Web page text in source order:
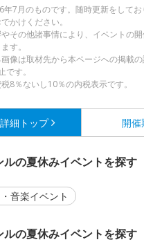
7月のものです。随時更新をして
かけください。
その他諸事情により、イベントの
す。
像は取材先から本ページへの掲載
です。
8％ないし10％の内税表示です。
細 トップ 開催
の夏休みイベントを探す
音楽イベント
の夏休みイベントを探す